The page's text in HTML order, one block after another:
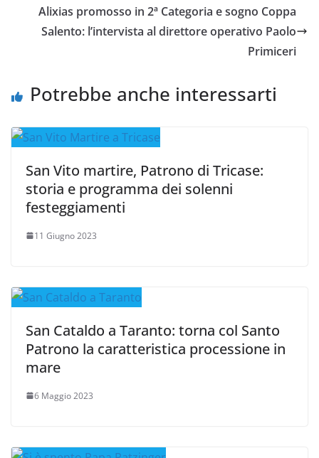
Alixias promosso in 2ª Categoria e sogno Coppa
Salento: l’intervista al direttore operativo Paolo
Primiceri
Potrebbe anche interessarti
San Vito martire, Patrono di Tricase:
storia e programma dei solenni
festeggiamenti
11 Giugno 2023
San Cataldo a Taranto: torna col Santo
Patrono la caratteristica processione in
mare
6 Maggio 2023